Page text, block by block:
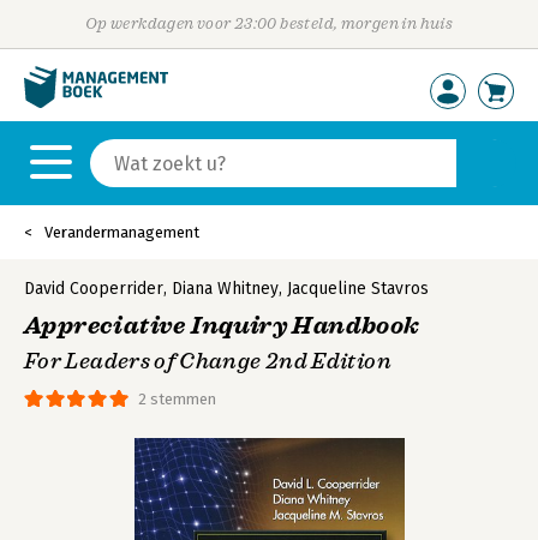
Op werkdagen voor 23:00 besteld, morgen in huis
Verandermanagement
2 stemmen
David Cooperrider, Diana Whitney, Jacqueline Stavros
Appreciative Inquiry Handbook
For Leaders of Change 2nd Edition